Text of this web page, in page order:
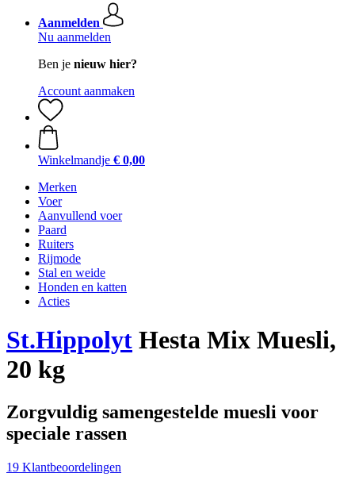
Aanmelden
Nu aanmelden
Ben je nieuw hier?
Account aanmaken
Winkelmandje € 0,00
Merken
Voer
Aanvullend voer
Paard
Ruiters
Rijmode
Stal en weide
Honden en katten
Acties
St.Hippolyt Hesta Mix Muesli,
20 kg
Zorgvuldig samengestelde muesli voor
speciale rassen
19 Klantbeoordelingen